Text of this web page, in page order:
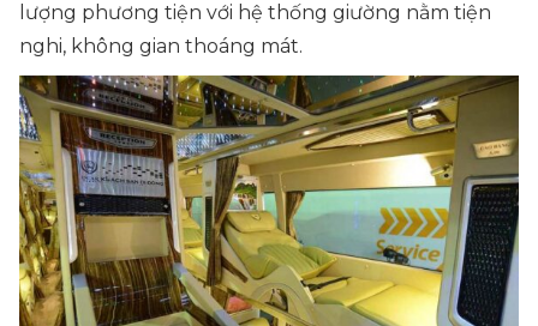
lượng phương tiện với hệ thống giường nằm tiện
nghi, không gian thoáng mát.